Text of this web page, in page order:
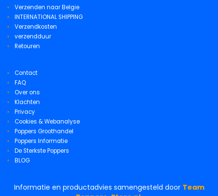
Verzenden naar Belgie
INTERNATIONAL SHIPPING
Verzendkosten
verzendduur
Retouren
Contact
FAQ
Over ons
Klachten
Privacy
Cookies & Webanalyse
Poppers Groothandel
Poppers Informatie
De Sterkste Poppers
BLOG
Informatie en productadvies samengesteld door Team